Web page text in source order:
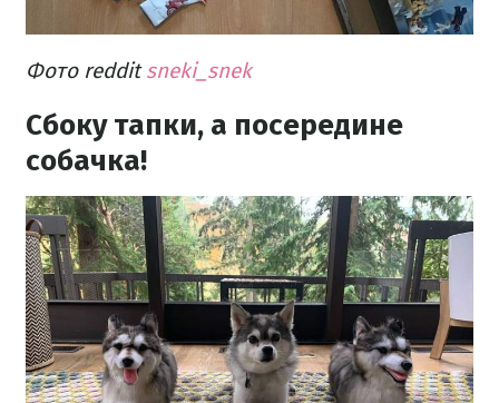
Фото redditsneki_snek
Сбоку тапки, а посередине
собачка!